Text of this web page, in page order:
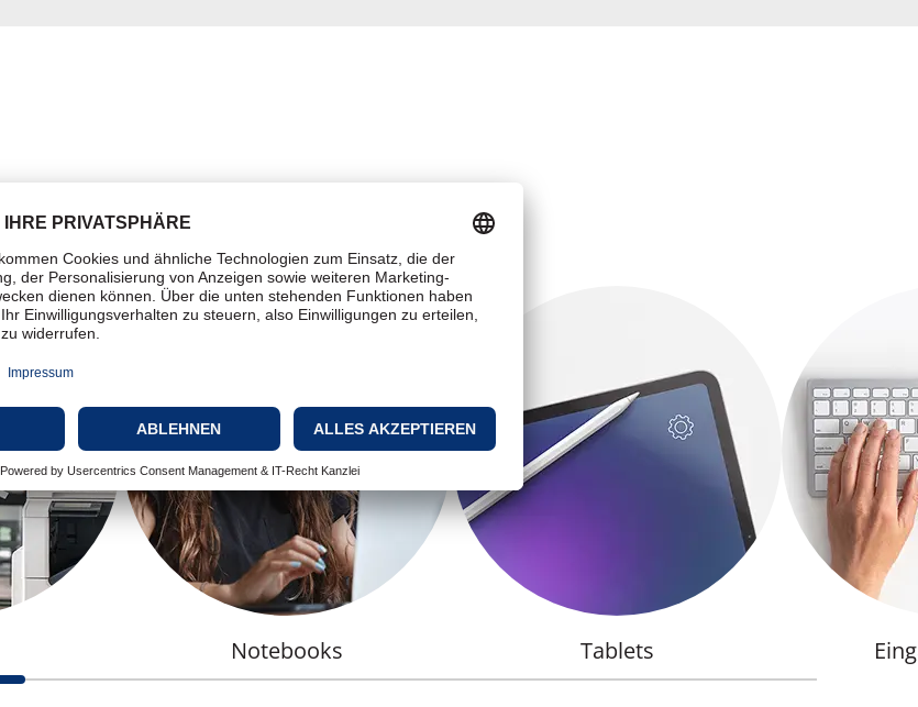
Notebooks Tablets